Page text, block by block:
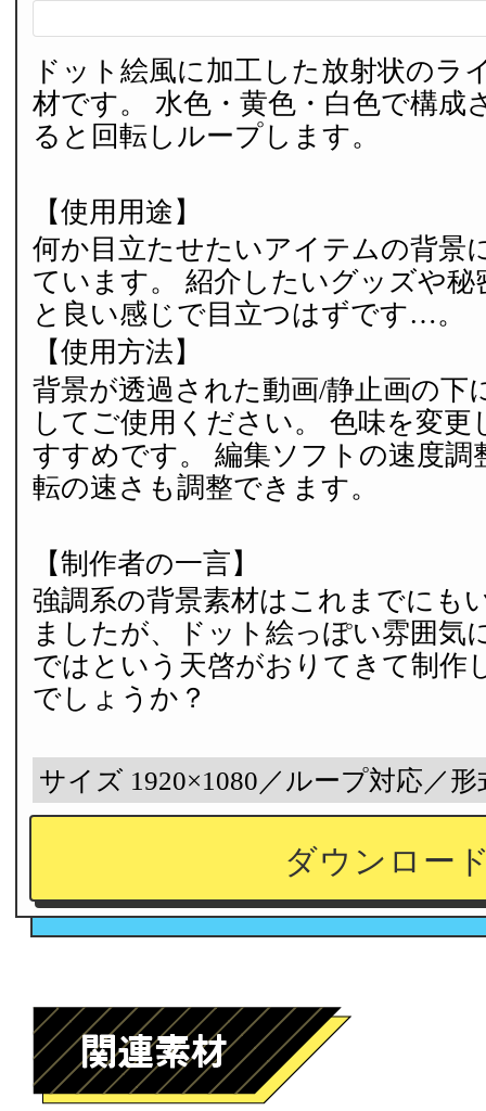
ダウンロー
ドット絵風に加工した放射状のラ
材です。 水色・黄色・白色で構成
ると回転しループします。
【使用用途】
何か目立たせたいアイテムの背景
ています。 紹介したいグッズや秘
と良い感じで目立つはずです…。
【使用方法】
背景が透過された動画/静止画の下
してご使用ください。 色味を変
すすめです。 編集ソフトの速度調
転の速さも調整できます。
【制作者の一言】
強調系の背景素材はこれまでにも
ましたが、ドット絵っぽい雰囲気
ではという天啓がおりてきて制作
でしょうか？
サイズ 1920×1080／ループ対応／形